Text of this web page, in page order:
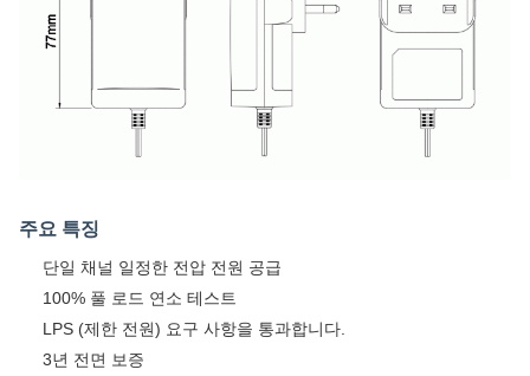
주요 특징
단일 채널 일정한 전압 전원 공급
100% 풀 로드 연소 테스트
LPS (제한 전원) 요구 사항을 통과합니다.
3년 전면 보증